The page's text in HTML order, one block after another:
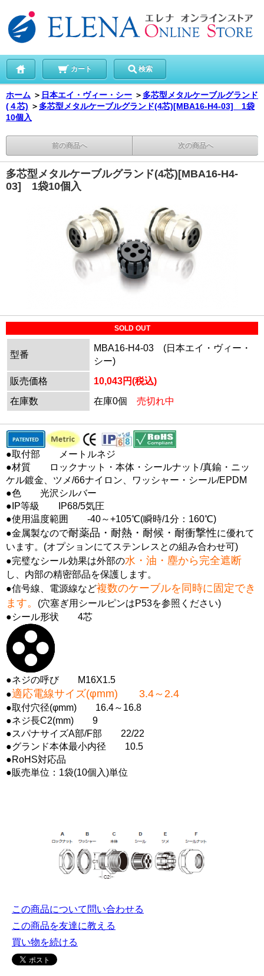
カート 検索
ホーム ＞ 日本エイ・ヴィー・シー ＞ 多芯型メタルケーブルグランド
(４芯) ＞ 多芯型メタルケーブルグランド(4芯)[MBA16-H4-03] 1袋
10個入
前の商品へ 次の商品へ
多芯型メタルケーブルグランド(4芯)[MBA16-H4-
03] 1袋10個入
SOLD OUT
型番
MBA16-H4-03 (日本エイ・ヴィー・
シー)
販売価格
10,043円(税込)
在庫数
在庫0個 売切れ中
●取付部 メートルネジ
●材質 ロックナット・本体・シールナット/真鍮・ニッ
ケル鍍金、ツメ/66ナイロン、ワッシャー・シール/EPDM
●色 光沢シルバー
●IP等級 IP68/5気圧
●使用温度範囲 -40～+105℃(瞬時/1分：160℃)
●金属製なので耐薬品・耐熱・耐候・耐衝撃性に優れて
います。(オプションにてステンレスとの組み合わせ可)
●完璧なシール効果は外部の水・油・塵から完全遮断
し、内部の精密部品を保護します。
●信号線、電源線など複数のケーブルを同時に固定でき
ます。
(穴塞ぎ用シールピンはP53を参照ください)
●シール形状 4芯
●ネジの呼び M16X1.5
●適応電線サイズ(φmm) 3.4～2.4
●取付穴径(φmm) 16.4～16.8
●ネジ長C2(mm) 9
●スパナサイズA部/F部 22/22
●グランド本体最小内径 10.5
●RoHS対応品
●販売単位：1袋(10個入)単位
この商品について問い合わせる
この商品を友達に教える
買い物を続ける